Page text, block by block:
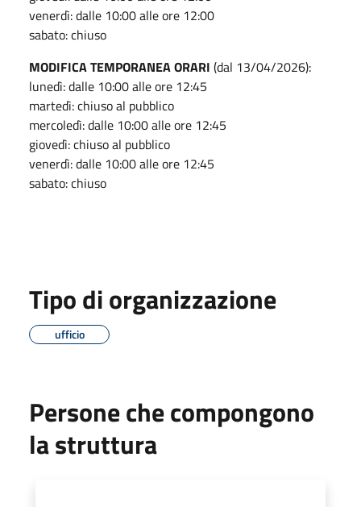
venerdì: dalle 10:00 alle ore 12:00
sabato: chiuso
MODIFICA TEMPORANEA ORARI (dal 13/04/2026):
lunedì: dalle 10:00 alle ore 12:45
martedì: chiuso al pubblico
mercoledì: dalle 10:00 alle ore 12:45
giovedì: chiuso al pubblico
venerdì: dalle 10:00 alle ore 12:45
sabato: chiuso
Tipo di organizzazione
ufficio
Persone che compongono
la struttura